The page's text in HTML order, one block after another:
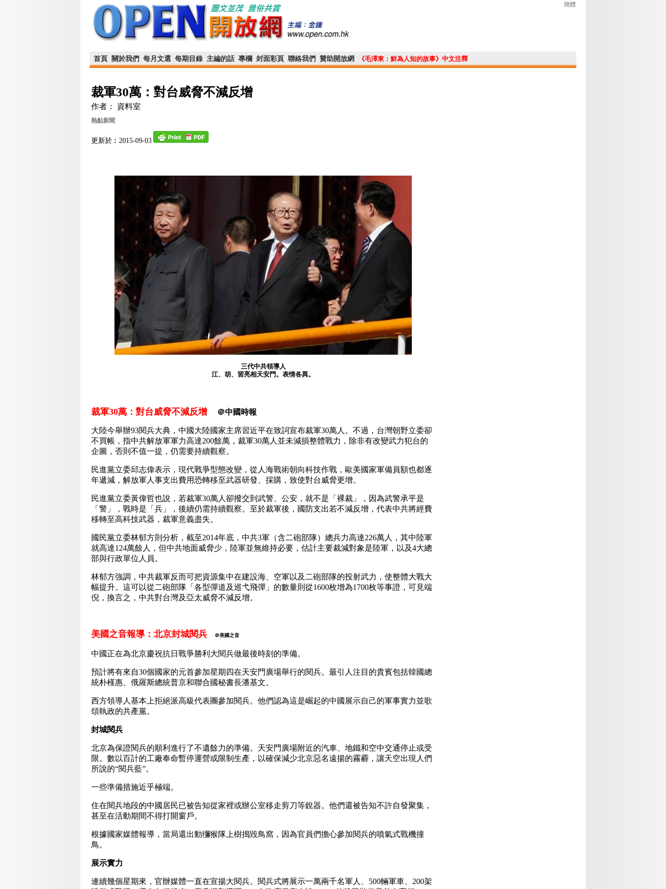
簡體
首頁 關於我們 每月文選 每期目錄 主編的話 專欄 封面彩頁 聯絡我們 贊助開放網 《毛澤東：鮮為人知的故事》中文注釋
裁軍30萬：對台威脅不減反增
作者： 資料室
熱點新聞
更新於︰2015-09-03
三代中共領導人
江、胡、習亮相天安門。表情各異。
裁軍30萬：對台威脅不減反增 ＠中國時報
大陸今舉辦93閱兵大典，中國大陸國家主席習近平在致詞宣布裁軍30萬人。不過，台灣朝野立委卻
不買帳，指中共解放軍軍力高達200餘萬，裁軍30萬人並未減損整體戰力，除非有改變武力犯台的
企圖，否則不值一提，仍需要持續觀察。
民進黨立委邱志偉表示，現代戰爭型態改變，從人海戰術朝向科技作戰，歐美國家軍備員額也都逐
年遞減，解放軍人事支出費用恐轉移至武器研發、採購，致使對台威脅更增。
民進黨立委黃偉哲也說，若裁軍30萬人卻撥交到武警、公安，就不是「裸裁」，因為武警承平是
「警」，戰時是「兵」，後續仍需持續觀察。至於裁軍後，國防支出若不減反增，代表中共將經費
移轉至高科技武器，裁軍意義盡失。
國民黨立委林郁方則分析，截至2014年底，中共3軍（含二砲部隊）總兵力高達226萬人，其中陸軍
就高達124萬餘人，但中共地面威脅少，陸軍並無維持必要，估計主要裁減對象是陸軍，以及4大總
部與行政單位人員。
林郁方強調，中共裁軍反而可把資源集中在建設海、空軍以及二砲部隊的投射武力，使整體大戰大
幅提升。這可以從二砲部隊「各型彈道及巡弋飛彈」的數量則從1600枚增為1700枚等事證，可見端
倪，換言之，中共對台灣及亞太威脅不減反增。
美國之音報導：北京封城閱兵 ＠美國之音
中國正在為北京慶祝抗日戰爭勝利大閱兵做最後時刻的準備。
預計將有來自30個國家的元首參加星期四在天安門廣場舉行的閱兵。最引人注目的貴賓包括韓國總
統朴槿惠、俄羅斯總統普京和聯合國秘書長潘基文。
西方領導人基本上拒絕派高級代表團參加閱兵。他們認為這是崛起的中國展示自己的軍事實力並歌
頌執政的共產黨。
封城閱兵
北京為保證閱兵的順利進行了不遺餘力的準備。天安門廣場附近的汽車、地鐵和空中交通停止或受
限。數以百計的工廠奉命暫停運營或限制生產，以確保減少北京惡名遠揚的霧霾，讓天空出現人們
所說的“閱兵藍”。
一些準備措施近乎極端。
住在閱兵地段的中國居民已被告知從家裡或辦公室移走剪刀等銳器。他們還被告知不許自發聚集，
甚至在活動期間不得打開窗戶。
根據國家媒體報導，當局還出動獼猴隊上樹搗毀鳥窩，因為官員們擔心參加閱兵的噴氣式戰機撞
鳥。
展示實力
連續幾個星期來，官辦媒體一直在宣揚大閱兵。閱兵式將展示一萬兩千名軍人、500輛軍車、200架